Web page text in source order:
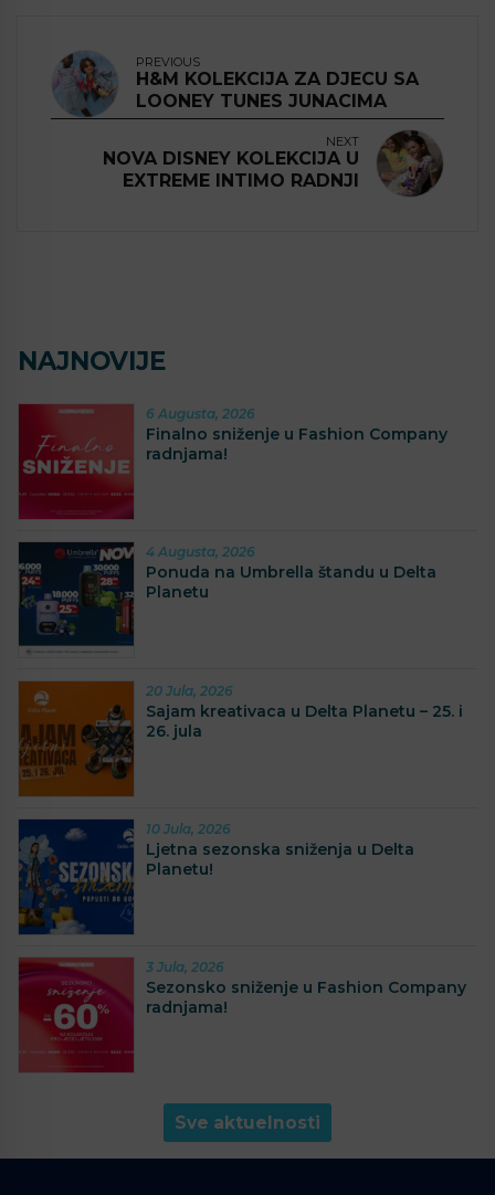
PREVIOUS
H&M KOLEKCIJA ZA DJECU SA
LOONEY TUNES JUNACIMA
NEXT
NOVA DISNEY KOLEKCIJA U
EXTREME INTIMO RADNJI
NAJNOVIJE
6 Augusta, 2026
Finalno sniženje u Fashion Company
radnjama!
4 Augusta, 2026
Ponuda na Umbrella štandu u Delta
Planetu
20 Jula, 2026
Sajam kreativaca u Delta Planetu – 25. i
26. jula
10 Jula, 2026
Ljetna sezonska sniženja u Delta
Planetu!
3 Jula, 2026
Sezonsko sniženje u Fashion Company
radnjama!
Sve aktuelnosti